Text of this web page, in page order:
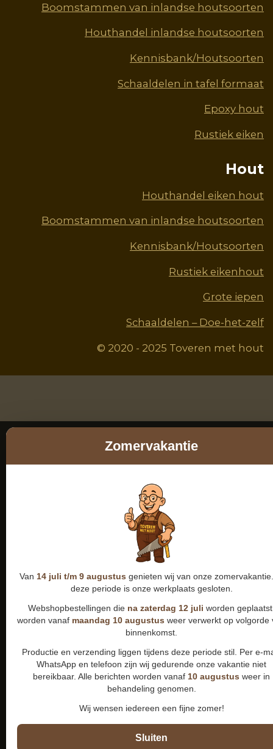
Boomstammen van inlandse houtsoorten
Houthandel inlandse houtsoorten
Kennisbank/Houtsoorten
Schaaldelen in tafel formaat
Epoxy hout
Rustiek eiken
Hout
Houthandel eiken hout
Boomstammen van inlandse houtsoorten
Kennisbank/Houtsoorten
Rustiek eikenhout
Grote iepen
Schaaldelen – Doe-het-zelf
© 2020 - 2025 Toveren met hout
Zomervakantie
Van 14 juli t/m 9 augustus genieten wij van onze
deze periode is onze werkplaats gesloten.
Webshopbestellingen die na zaterdag 12 juli worden
worden vanaf maandag 10 augustus weer verwerkt op volgorde
binnenkomst.
Productie en verzending liggen tijdens deze periode stil. Per e-
WhatsApp en telefoon zijn wij gedurende onze vakantie niet
bereikbaar. Alle berichten worden vanaf 10 augustus weer in
behandeling genomen.
Wij wensen iedereen een fijne zomer!
Sluiten